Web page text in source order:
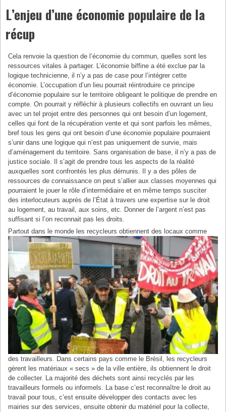
L’enjeu d’une économie populaire de la
récup
Cela renvoie la question de l’économie du commun, quelles sont les
ressources vitales à partager. L’économie biffine a été exclue par la
logique technicienne, il n’y a pas de case pour l’intégrer cette
économie. L’occupation d’un lieu pourrait réintroduire ce principe
d’économie populaire sur le territoire obligeant le politique de prendre en
compte. On pourrait y réfléchir à plusieurs collectifs en ouvrant un lieu
avec un tel projet entre des personnes qui ont besoin d’un logement,
celles qui font de la récupération vente et qui sont parfois les mêmes,
bref tous les gens qui ont besoin d’une économie populaire pourraient
s’unir dans une logique qui n’est pas uniquement de survie, mais
d’aménagement du territoire. Sans organisation de base, il n’y a pas de
justice sociale. Il s’agit de prendre tous les aspects de la réalité
auxquelles sont confrontés les plus démunis. Il y a des pôles de
ressources de connaissance on peut s’allier aux classes moyennes qui
pourraient le jouer le rôle d’intermédiaire et en même temps susciter
des interlocuteurs auprès de l’État à travers une expertise sur le droit
au logement, au travail, aux soins, etc. Donner de l’argent n’est pas
suffisant si l’on reconnait pas les droits.
Partout dans le monde les recycleurs obtiennent des locaux comme
des travailleurs. Dans certains pays comme le Brésil, les recycleurs
gèrent les matériaux « secs » de la ville entière, ils obtiennent le droit
de collecter. La majorité des déchets sont ainsi recyclés par les
travailleurs formels ou informels. La base c’est reconnaître le droit au
travail pour tous, c’est ensuite développer des contacts avec les
mairies sur des services, ensuite obtenir du matériel pour la collecte,